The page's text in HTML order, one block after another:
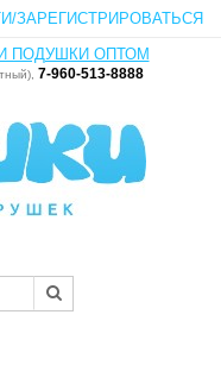
ЗАРЕГИСТРИРОВАТЬСЯ
ПОДУШКИ ОПТОМ
7-960-513-8888